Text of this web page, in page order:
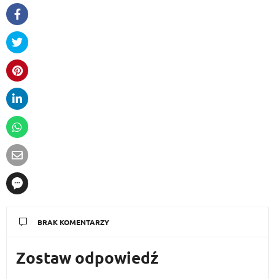
BRAK KOMENTARZY
Zostaw odpowiedź